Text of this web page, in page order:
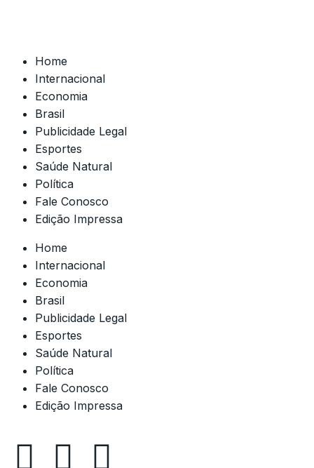
Home
Internacional
Economia
Brasil
Publicidade Legal
Esportes
Saúde Natural
Política
Fale Conosco
Edição Impressa
Home
Internacional
Economia
Brasil
Publicidade Legal
Esportes
Saúde Natural
Política
Fale Conosco
Edição Impressa